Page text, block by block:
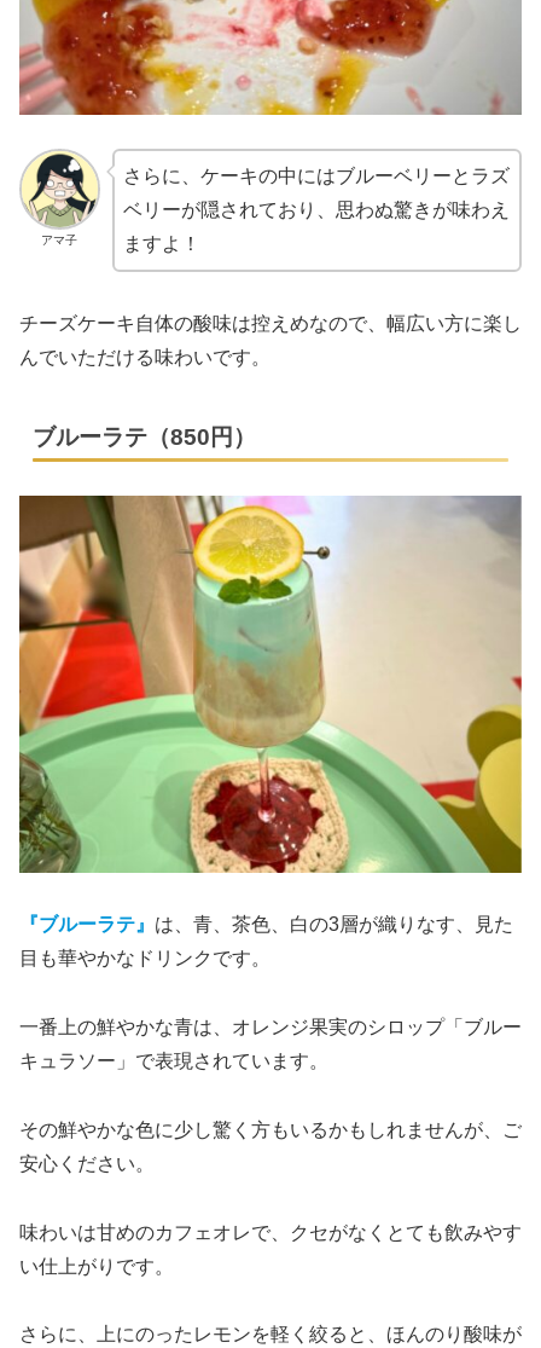
アマ子
さらに、ケーキの中にはブルーベリーとラズ
ベリーが隠されており、思わぬ驚きが味わえ
ますよ！
チーズケーキ自体の酸味は控えめなので、幅広い方に楽し
んでいただける味わいです。
ブルーラテ（850円）
『ブルーラテ』 は、青、茶色、白の3層が織りなす、見た
目も華やかなドリンクです。
一番上の鮮やかな青は、オレンジ果実のシロップ「ブルー
キュラソー」で表現されています。
その鮮やかな色に少し驚く方もいるかもしれませんが、ご
安心ください。
味わいは甘めのカフェオレで、クセがなくとても飲みやす
い仕上がりです。
さらに、上にのったレモンを軽く絞ると、ほんのり酸味が